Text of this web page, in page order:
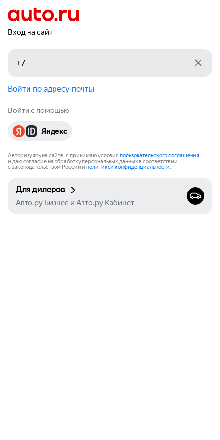
Вход на сайт
Войти по адресу почты
Войти с помощью
Яндекс
Авторизуясь на сайте, я принимаю условия пользовательского соглашения
и даю согласие на обработку персональных данных в соответствии
с законодательством России и политикой конфиденциальности.
Для дилеров
Авто.ру Бизнес и Авто.ру Кабинет